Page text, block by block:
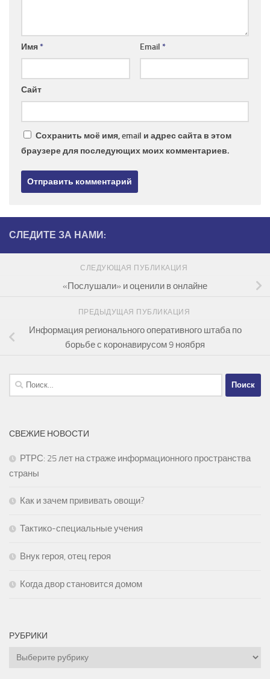
Имя* Email *
Сайт
Сохранить моё имя, email и адрес сайта в этом
браузере для последующих моих комментариев.
СЛЕДИТЕ ЗА НАМИ:
СЛЕДУЮЩАЯ ПУБЛИКАЦИЯ
«Послушали» и оценили в онлайне
ПРЕДЫДУЩАЯ ПУБЛИКАЦИЯ
Информация регионального оперативного штаба по
борьбе с коронавирусом 9 ноября
Найти:
СВЕЖИЕ НОВОСТИ
РТРС: 25 лет на страже информационного пространства
страны
Как и зачем прививать овощи?
Тактико-специальные учения
Внук героя, отец героя
Когда двор становится домом
РУБРИКИ
Рубрики